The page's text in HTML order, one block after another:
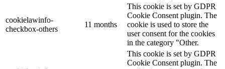
cookielawinfo-
checkbox-others
11 months
This cookie is set by GDPR
Cookie Consent plugin. The
cookie is used to store the
user consent for the cookies
in the category "Other.
This cookie is set by GDPR
Cookie Consent plugin. The